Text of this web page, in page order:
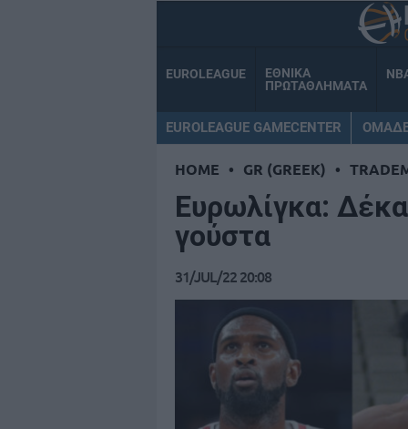
EUROLEAGUE
ΕΘΝΙΚΑ
ΠΡΩΤΑΘΛΗΜΑΤΑ
EUROLEAGUE GAMECENTER
HOME • GR (GREEK) •
Ευρωλίγκα:
γούστα
31/JUL/22 20:08